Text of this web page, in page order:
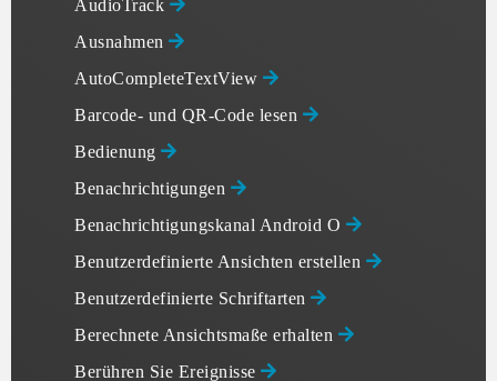
AudioTrack
Ausnahmen
AutoCompleteTextView
Barcode- und QR-Code lesen
Bedienung
Benachrichtigungen
Benachrichtigungskanal Android O
Benutzerdefinierte Ansichten erstellen
Benutzerdefinierte Schriftarten
Berechnete Ansichtsmaße erhalten
Berühren Sie Ereignisse